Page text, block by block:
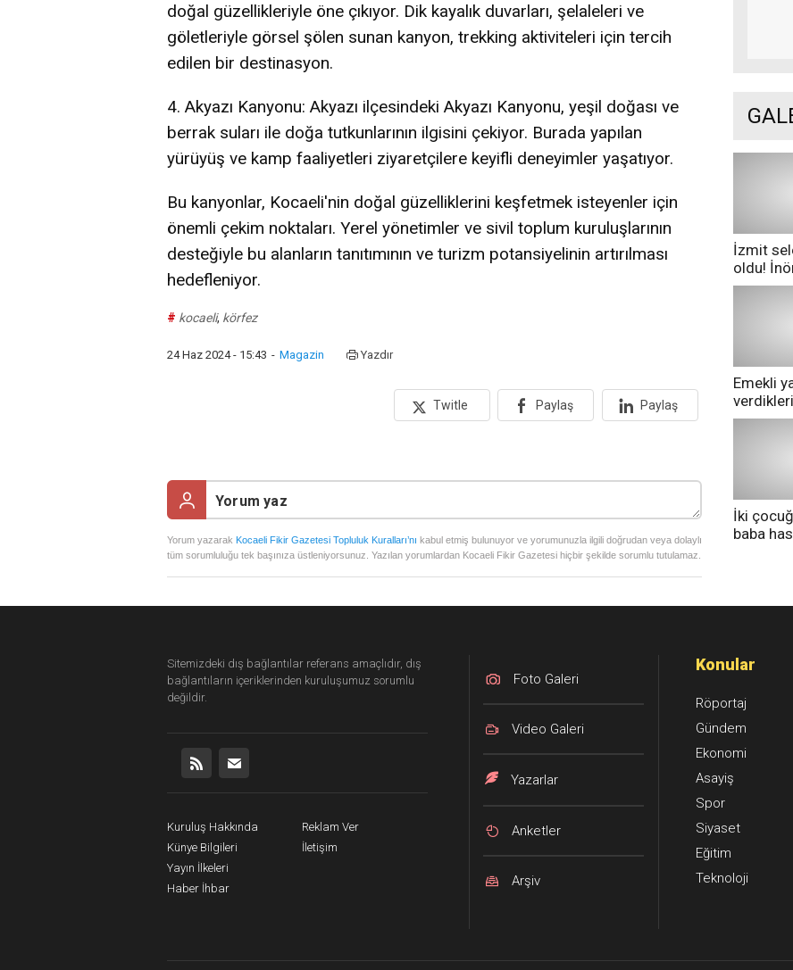
doğal güzellikleriyle öne çıkıyor. Dik kayalık duvarları, şelaleleri ve
göletleriyle görsel şölen sunan kanyon, trekking aktiviteleri için tercih
edilen bir destinasyon.
4. Akyazı Kanyonu: Akyazı ilçesindeki Akyazı Kanyonu, yeşil doğası ve
berrak suları ile doğa tutkunlarının ilgisini çekiyor. Burada yapılan
yürüyüş ve kamp faaliyetleri ziyaretçilere keyifli deneyimler yaşatıyor.
Bu kanyonlar, Kocaeli'nin doğal güzelliklerini keşfetmek isteyenler için
önemli çekim noktaları. Yerel yönetimler ve sivil toplum kuruluşlarının
desteğiyle bu alanların tanıtımının ve turizm potansiyelinin artırılması
hedefleniyor.
# kocaeli, körfez
24 Haz 2024 - 15:43 - Magazin Yazdır
Twitle Paylaş Paylaş
Yorum yazarak Kocaeli Fikir Gazetesi Topluluk Kuralları’nı kabul etmiş bulunuyor ve yorumunuzla ilgili doğrudan veya dolaylı
tüm sorumluluğu tek başınıza üstleniyorsunuz. Yazılan yorumlardan Kocaeli Fikir Gazetesi hiçbir şekilde sorumlu tutulamaz.
İzmit
oldu!
göle
Emekli
pazarda
İki
baba
Sitemizdeki dış bağlantılar referans amaçlıdır, dış
bağlantıların içeriklerinden kuruluşumuz sorumlu
değildir.
Kuruluş Hakkında
Künye Bilgileri
Yayın İlkeleri
Haber İhbar
Reklam Ver
İletişim
Foto Galeri
Video Galeri
Yazarlar
Anketler
Arşiv
Konular
Röportaj
Gündem
Ekonomi
Asayiş
Spor
Siyaset
Eğitim
Teknoloji